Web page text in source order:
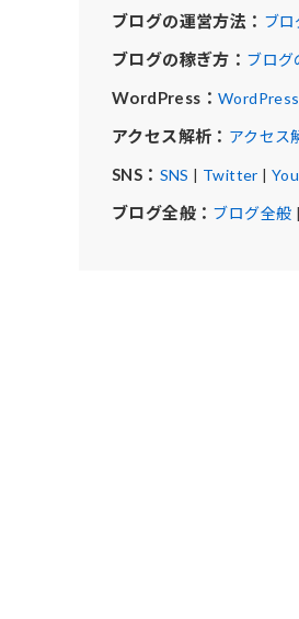
ブログの運営方法： ブ
ブログの稼ぎ方： ブログ
WordPress： WordPress
アクセス解析： アクセス
SNS： SNS | Twitter |
ブログ全般： ブログ全般 |